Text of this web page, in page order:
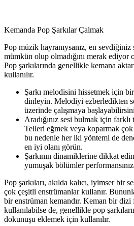
Kemanda Pop Şarkılar Çalmak
Pop müzik hayranıysanız, en sevdiğiniz
mümkün olup olmadığını merak
Pop şarkılarında genellikle kemana
kullanılır.
Şarkı melodisini hissetmek için
dinleyin. Melodiyi ezberledikten
üzerinde çalışmaya
Aradığınız sesi bulmak için
Telleri eğmek veya koparmak
bu nedenle her iki yöntemi de
en iyi olanı görün.
Şarkının dinamiklerine dikkat
yumuşak bölümler
Pop şarkıları, akılda kalıcı, iyimser bir
çok çeşitli enstrümanlar kullanır.
bir enstrüman kemandır. Keman bir dizi
kullanılabilse de, genellikle pop
dokunuşu eklemek için kullanılır.